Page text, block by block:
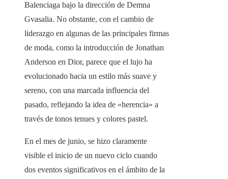
Balenciaga bajo la dirección de Demna
Gvasalia. No obstante, con el cambio de
liderazgo en algunas de las principales firmas
de moda, como la introducción de Jonathan
Anderson en Dior, parece que el lujo ha
evolucionado hacia un estilo más suave y
sereno, con una marcada influencia del
pasado, reflejando la idea de «herencia» a
través de tonos tenues y colores pastel.
En el mes de junio, se hizo claramente
visible el inicio de un nuevo ciclo cuando
dos eventos significativos en el ámbito de la